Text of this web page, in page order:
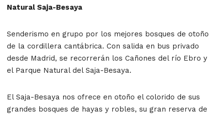
Natural Saja-Besaya
Senderismo en grupo por los mejores bosques de otoño
de la cordillera cantábrica. Con salida en bus privado
desde Madrid, se recorrerán los Cañones del río Ebro y
el Parque Natural del Saja-Besaya.
El Saja-Besaya nos ofrece en otoño el colorido de sus
grandes bosques de hayas y robles, su gran reserva de